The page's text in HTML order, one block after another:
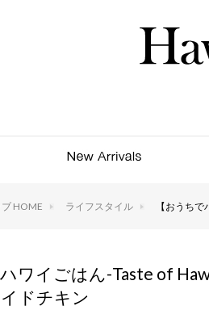
HOME ライフスタイル 【おうち
ハワイごはん-Taste of
ドチキン